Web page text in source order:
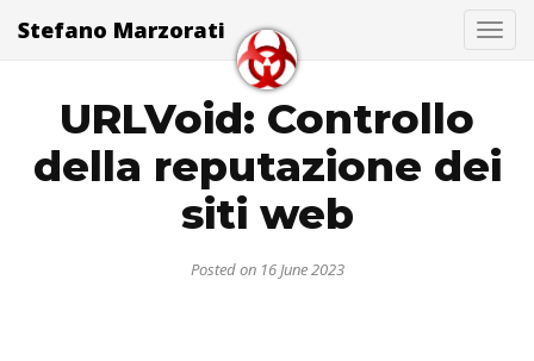
Stefano Marzorati
URLVoid: Controllo
della reputazione dei
siti web
Posted on 16 June 2023